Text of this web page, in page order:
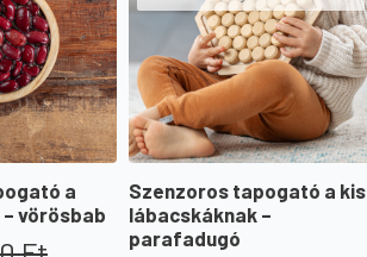
a
vörösbab
Szenzoros tapogató a kis
lábacskáknak –
parafadugó